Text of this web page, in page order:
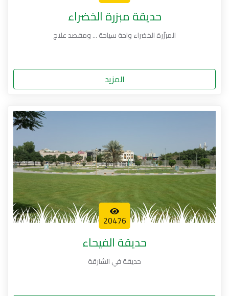
حديقة مبزرة الخضراء
المبزّرة الخضراء واحة سياحة ... ومقصد علاج
المزيد
20476
حديقة الفيحاء
حديقة في الشارقة